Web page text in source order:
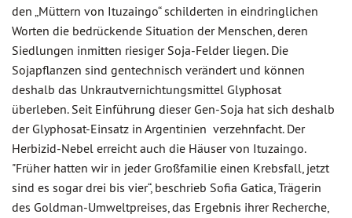
den „Müttern von Ituzaingo“ schilderten in eindringlichen
Worten die bedrückende Situation der Menschen, deren
Siedlungen inmitten riesiger Soja-Felder liegen. Die
Sojapflanzen sind gentechnisch verändert und können
deshalb das Unkrautvernichtungsmittel Glyphosat
überleben. Seit Einführung dieser Gen-Soja hat sich deshalb
der Glyphosat-Einsatz in Argentinien verzehnfacht. Der
Herbizid-Nebel erreicht auch die Häuser von Ituzaingo.
"Früher hatten wir in jeder Großfamilie einen Krebsfall, jetzt
sind es sogar drei bis vier“, beschrieb Sofia Gatica, Trägerin
des Goldman-Umweltpreises, das Ergebnis ihrer Recherche,